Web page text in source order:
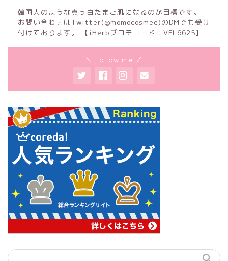
韓国人のような真っ白たまご肌になるのが目標です。
お問い合わせはTwitter(@momocosmee)のDMでも受け
付けております。 【iHerbプロモコード：VFL6625】
＼ Follow me ／